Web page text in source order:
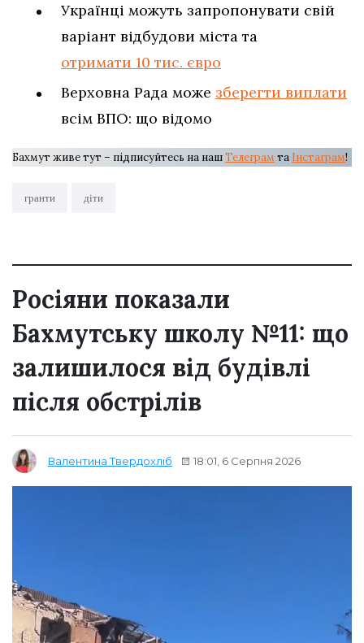
Українці можуть запропонувати свій
варіант відбудови міста та
отримати 10 тис. євро
Верховна Рада може зберегти виплати
всім ВПО: що відомо
Бахмут живе тут – підписуйтесь на нашТелеграм та Інстаграм!
гранти діти
Росіяни показали
Бахмутську школу №11: що
залишилося від будівлі
після обстрілів
Валентина Твердохліб 18:01, 6 Серпня 2026